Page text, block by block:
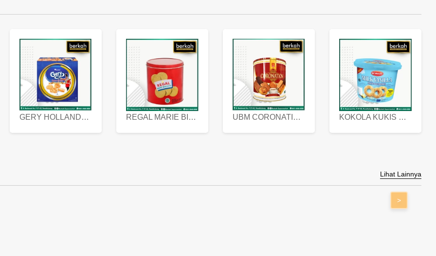
GERY HOLLANDA BUTTER COOKIES 450 GRAM REGAL MARIE BISCUIT KALENG 550 GRAM UBM CORONATION ASSORTED BISKUIT KALENG 450 GRAM KOKOLA KUKIS HYGIENIC MILK VANILLA PACK 320 GR
Lihat Lainnya
>